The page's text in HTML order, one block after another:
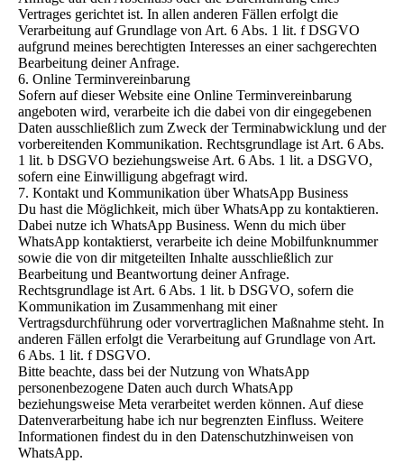
Vertrages gerichtet ist. In allen anderen Fällen erfolgt die
Verarbeitung auf Grundlage von Art. 6 Abs. 1 lit. f DSGVO
aufgrund meines berechtigten Interesses an einer sachgerechten
Bearbeitung deiner Anfrage.
6. Online Terminvereinbarung
Sofern auf dieser Website eine Online Terminvereinbarung
angeboten wird, verarbeite ich die dabei von dir eingegebenen
Daten ausschließlich zum Zweck der Terminabwicklung und der
vorbereitenden Kommunikation. Rechtsgrundlage ist Art. 6 Abs.
1 lit. b DSGVO beziehungsweise Art. 6 Abs. 1 lit. a DSGVO,
sofern eine Einwilligung abgefragt wird.
7. Kontakt und Kommunikation über WhatsApp Business
Du hast die Möglichkeit, mich über WhatsApp zu kontaktieren.
Dabei nutze ich WhatsApp Business. Wenn du mich über
WhatsApp kontaktierst, verarbeite ich deine Mobilfunknummer
sowie die von dir mitgeteilten Inhalte ausschließlich zur
Bearbeitung und Beantwortung deiner Anfrage.
Rechtsgrundlage ist Art. 6 Abs. 1 lit. b DSGVO, sofern die
Kommunikation im Zusammenhang mit einer
Vertragsdurchführung oder vorvertraglichen Maßnahme steht. In
anderen Fällen erfolgt die Verarbeitung auf Grundlage von Art.
6 Abs. 1 lit. f DSGVO.
Bitte beachte, dass bei der Nutzung von WhatsApp
personenbezogene Daten auch durch WhatsApp
beziehungsweise Meta verarbeitet werden können. Auf diese
Datenverarbeitung habe ich nur begrenzten Einfluss. Weitere
Informationen findest du in den Datenschutzhinweisen von
WhatsApp.